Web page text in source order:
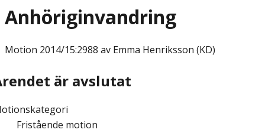
Anhöriginvandring
Motion 2014/15:2988 av Emma Henriksson (KD)
är avslutat
Fristående motion